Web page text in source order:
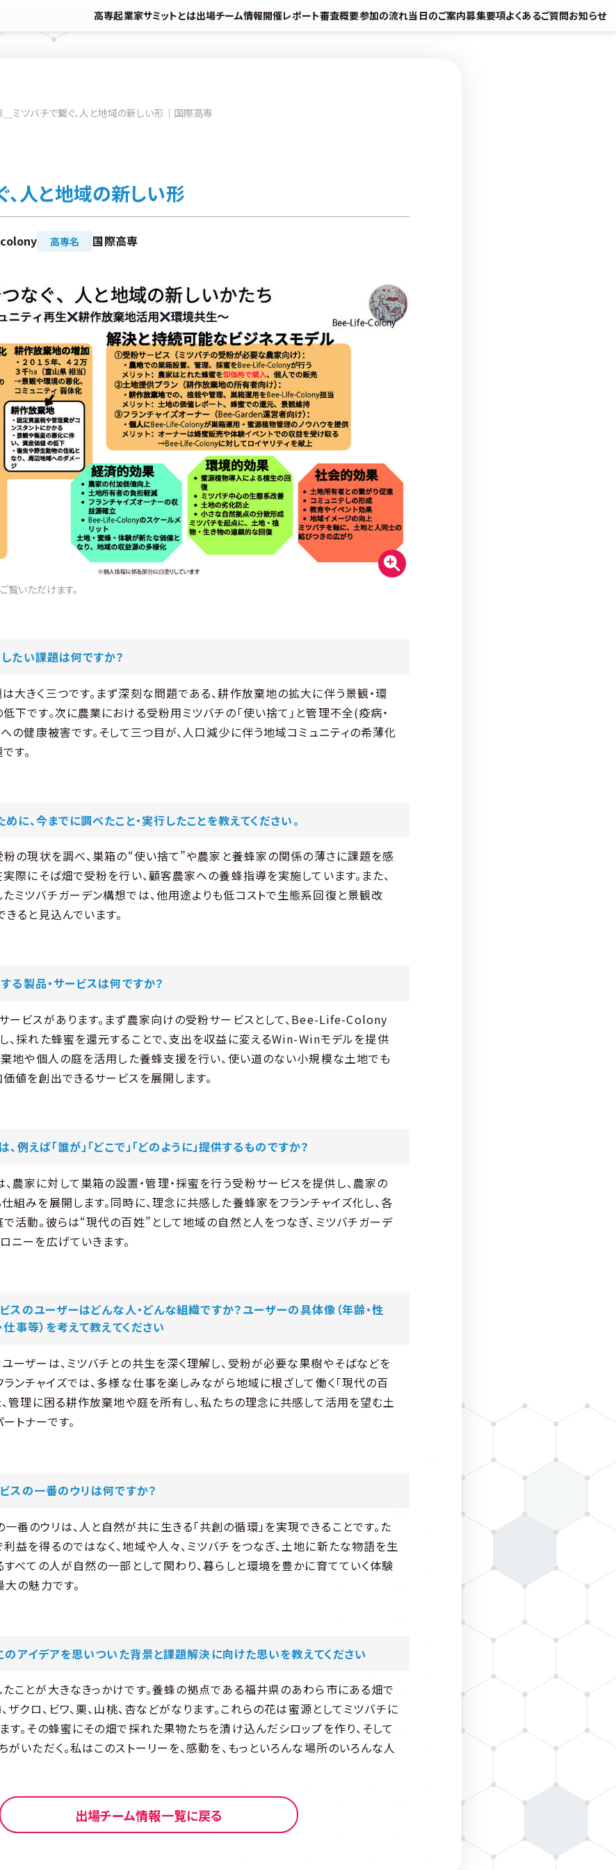
高専起業家サミットとは出場チーム情報開催レポート審査概要参加の流れ当日のご案内募集要項よくあるご質問お知らせ
＿ミツバチで繋ぐ、人と地域の新しい形｜国際高専
、人と地域の新しい形
高専名 国際高専
覧いただけます。
たい課題は何ですか？
大きく三つです。まず深刻な問題である、耕作放棄地の拡大に伴う景観・環
下です。次に農業における受粉用ミツバチの「使い捨て」と管理不全(疫病・
の健康被害です。そして三つ目が、人口減少に伴う地域コミュニティの希薄化
す。
に、今までに調べたこと・実行したことを教えてください。
の現状を調べ、巣箱の“使い捨て”や農家と養蜂家の関係の薄さに課題を感
実際にそば畑で受粉を行い、顧客農家への養蜂指導を実施しています。また、
ミツバチガーデン構想では、他用途よりも低コストで生態系回復と景観改
ると見込んでいます。
る製品・サービスは何ですか？
ービスがあります。まず農家向けの受粉サービスとして、Bee-Life-Colony
、採れた蜂蜜を還元することで、支出を収益に変えるWin-Winモデルを提供
棄地や個人の庭を活用した養蜂支援を行い、使い道のない小規模な土地でも
値を創出できるサービスを展開します。
例えば「誰が」「どこで」「どのように」提供するものですか？
家に対して巣箱の設置・管理・採蜜を行う受粉サービスを提供し、農家の
組みを展開します。同時に、理念に共感した養蜂家をフランチャイズ化し、各
活動。彼らは“現代の百姓”として地域の自然と人をつなぎ、ミツバチガーデ
ニーを広げていきます。
スのユーザーはどんな人・どんな組織ですか？ユーザーの具体像（年齢・性
仕事等）を考えて教えてください
ーザーは、ミツバチとの共生を深く理解し、受粉が必要な果樹やそばなどを
ランチャイズでは、多様な仕事を楽しみながら地域に根ざして働く「現代の百
、管理に困る耕作放棄地や庭を所有し、私たちの理念に共感して活用を望む土
トナーです。
スの一番のウリは何ですか？
のウリは、人と自然が共に生きる「共創の循環」を実現できることです。た
益を得るのではなく、地域や人々、ミツバチをつなぎ、土地に新たな物語を生
すべての人が自然の一部として関わり、暮らしと環境を豊かに育てていく体験
の魅力です。
のアイデアを思いついた背景と課題解決に向けた思いを教えてください
ことが大きなきっかけです。養蜂の拠点である福井県のあわら市にある畑で
ザクロ、ビワ、栗、山桃、杏などがなります。これらの花は蜜源としてミツバチに
す。その蜂蜜にその畑で採れた果物たちを漬け込んだシロップを作り、そして
がいただく。私はこのストーリーを、感動を、もっといろんな場所のいろんな人
出場チーム情報一覧に戻る